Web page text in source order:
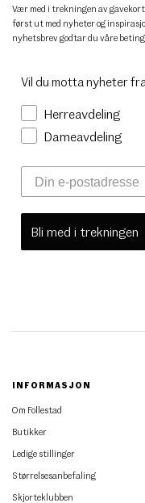
Vær med i trekningen av gavekort
først ut med nyheter og
nyhetsbrev godtar du våre
Vil du motta nyheter
Herreavdeling
Dameavdeling
Bli med i trekningen
INFORMASJON
Om Follestad
Butikker
Ledige stillinger
Størrelsesanbefaling
Skjorteklubben